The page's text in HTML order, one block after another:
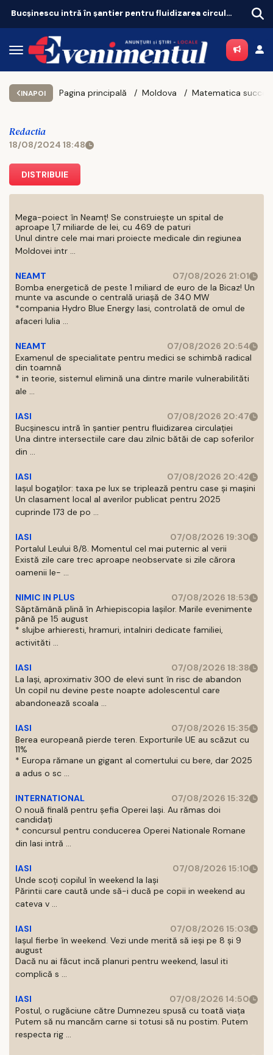
INAPOI Pagina principală Moldova
Redactia
18/08/2024 18:48
DISTRIBUIE
Mega-poiect în Neamț! Se construiește un spital de
aproape 1,7 miliarde de lei, cu 469 de paturi
Unul dintre cele mai mari proiecte medicale din regiunea
Moldovei intr ...
NEAMT
07/08/2026 21:01
Bomba energetică de peste 1 miliard de euro de la Bicaz! Un
munte va ascunde o centrală uriașă de 340 MW
*compania Hydro Blue Energy Iasi, controlată de omul de
afaceri Iulia ...
NEAMT
07/08/2026 20:54
Examenul de specialitate pentru medici se schimbă radical
din toamnă
* in teorie, sistemul elimină una dintre marile vulnerabilităti
ale ...
IASI
07/08/2026 20:47
Bucșinescu intră în șantier pentru fluidizarea circulației
Una dintre intersectiile care dau zilnic bătăi de cap soferilor
din ...
IASI
07/08/2026 20:42
Iașul bogaților: taxa pe lux se triplează pentru case și mașini
Un clasament local al averilor publicat pentru 2025
cuprinde 173 de po ...
IASI
07/08/2026 19:30
Portalul Leului 8/8. Momentul cel mai puternic al verii
Există zile care trec aproape neobservate si zile cărora
oamenii le- ...
NIMIC IN PLUS
07/08/2026 18:53
Săptămână plină în Arhiepiscopia Iașilor. Marile evenimente
până pe 15 august
* slujbe arhieresti, hramuri, intalniri dedicate familiei,
activităti ...
IASI
07/08/2026 18:38
La Iași, aproximativ 300 de elevi sunt în risc de abandon
Un copil nu devine peste noapte adolescentul care
abandonează scoala ...
IASI
07/08/2026 15:35
Berea europeană pierde teren. Exporturile UE au scăzut cu
11%
* Europa rămane un gigant al comertului cu bere, dar 2025
a adus o sc ...
INTERNATIONAL
07/08/2026 15:32
O nouă finală pentru șefia Operei Iași. Au rămas doi
candidați
* concursul pentru conducerea Operei Nationale Romane
din Iasi intră ...
IASI
07/08/2026 15:10
Unde scoți copilul în weekend la Iași
Părintii care caută unde să-i ducă pe copii in weekend au
cateva v ...
IASI
07/08/2026 15:03
Iașul fierbe în weekend. Vezi unde merită să ieși pe 8 și 9
august
Dacă nu ai făcut incă planuri pentru weekend, Iasul iti
complică s ...
IASI
07/08/2026 14:50
Postul, o rugăciune către Dumnezeu spusă cu toată viața
Putem să nu mancăm carne si totusi să nu postim. Putem
respecta rig ...